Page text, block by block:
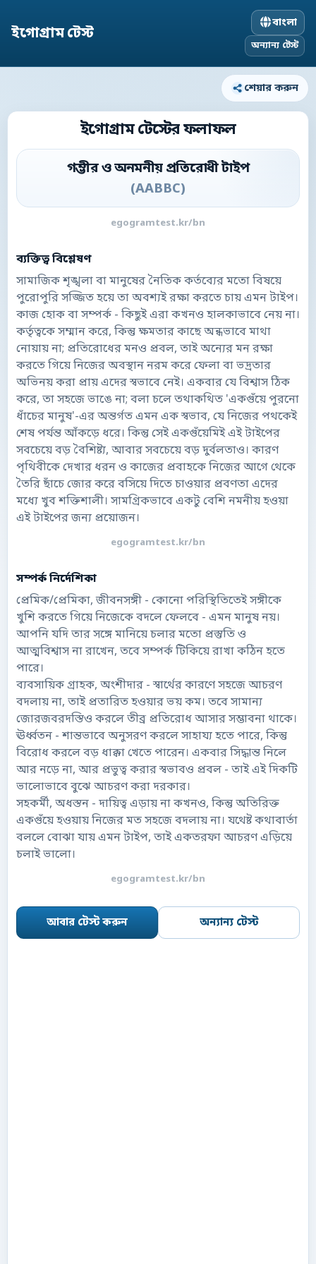
ইগোগ্রাম টেস্ট
বাংলা
অন্যান্য টেস্ট
শেয়ার করুন
ইগোগ্রাম টেস্টের ফলাফল
গম্ভীর ও অনমনীয় প্রতিরোধী টাইপ
(AABBC)
egogramtest.kr/bn
ব্যক্তিত্ব বিশ্লেষণ
সামাজিক শৃঙ্খলা বা মানুষের নৈতিক কর্তব্যের মতো বিষয়ে
পুরোপুরি সজ্জিত হয়ে তা অবশ্যই রক্ষা করতে চায় এমন টাইপ।
কাজ হোক বা সম্পর্ক - কিছুই এরা কখনও হালকাভাবে নেয় না।
কর্তৃত্বকে সম্মান করে, কিন্তু ক্ষমতার কাছে অন্ধভাবে মাথা
নোয়ায় না; প্রতিরোধের মনও প্রবল, তাই অন্যের মন রক্ষা
করতে গিয়ে নিজের অবস্থান নরম করে ফেলা বা ভদ্রতার
অভিনয় করা প্রায় এদের স্বভাবে নেই। একবার যে বিশ্বাস ঠিক
করে, তা সহজে ভাঙে না; বলা চলে তথাকথিত 'একগুঁয়ে পুরনো
ধাঁচের মানুষ'-এর অন্তর্গত এমন এক স্বভাব, যে নিজের পথকেই
শেষ পর্যন্ত আঁকড়ে ধরে। কিন্তু সেই একগুঁয়েমিই এই টাইপের
সবচেয়ে বড় বৈশিষ্ট্য, আবার সবচেয়ে বড় দুর্বলতাও। কারণ
পৃথিবীকে দেখার ধরন ও কাজের প্রবাহকে নিজের আগে থেকে
তৈরি ছাঁচে জোর করে বসিয়ে দিতে চাওয়ার প্রবণতা এদের
মধ্যে খুব শক্তিশালী। সামগ্রিকভাবে একটু বেশি নমনীয় হওয়া
এই টাইপের জন্য প্রয়োজন।
egogramtest.kr/bn
সম্পর্ক নির্দেশিকা
প্রেমিক/প্রেমিকা, জীবনসঙ্গী - কোনো পরিস্থিতিতেই সঙ্গীকে
খুশি করতে গিয়ে নিজেকে বদলে ফেলবে - এমন মানুষ নয়।
আপনি যদি তার সঙ্গে মানিয়ে চলার মতো প্রস্তুতি ও
আত্মবিশ্বাস না রাখেন, তবে সম্পর্ক টিকিয়ে রাখা কঠিন হতে
পারে।
ব্যবসায়িক গ্রাহক, অংশীদার - স্বার্থের কারণে সহজে আচরণ
বদলায় না, তাই প্রতারিত হওয়ার ভয় কম। তবে সামান্য
জোরজবরদস্তিও করলে তীব্র প্রতিরোধ আসার সম্ভাবনা থাকে।
ঊর্ধ্বতন - শান্তভাবে অনুসরণ করলে সাহায্য হতে পারে, কিন্তু
বিরোধ করলে বড় ধাক্কা খেতে পারেন। একবার সিদ্ধান্ত নিলে
আর নড়ে না, আর প্রভুত্ব করার স্বভাবও প্রবল - তাই এই দিকটি
ভালোভাবে বুঝে আচরণ করা দরকার।
সহকর্মী, অধস্তন - দায়িত্ব এড়ায় না কখনও, কিন্তু অতিরিক্ত
একগুঁয়ে হওয়ায় নিজের মত সহজে বদলায় না। যথেষ্ট কথাবার্তা
বললে বোঝা যায় এমন টাইপ, তাই একতরফা আচরণ এড়িয়ে
চলাই ভালো।
egogramtest.kr/bn
আবার টেস্ট করুন অন্যান্য টেস্ট